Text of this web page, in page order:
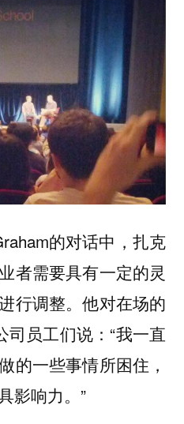
的对话中，扎克
者需要具有一定的灵
行调整。他对在场的
员工们说：“我一直
的一些事情所困住，
影响力。”